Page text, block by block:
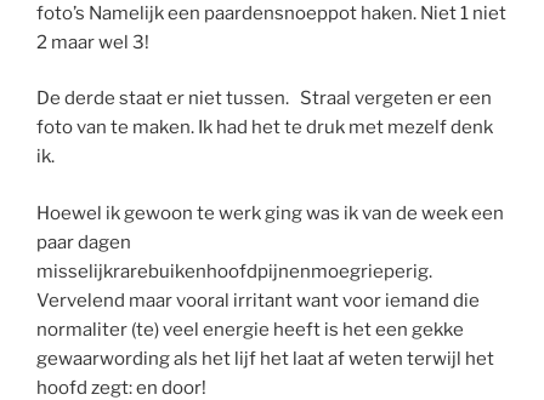
foto’s Namelijk een paardensnoeppot haken. Niet 1 niet
2 maar wel 3!
De derde staat er niet tussen. Straal vergeten er een
foto van te maken. Ik had het te druk met mezelf denk
ik.
Hoewel ik gewoon te werk ging was ik van de week een
paar dagen
misselijkrarebuikenhoofdpijnenmoegrieperig.
Vervelend maar vooral irritant want voor iemand die
normaliter (te) veel energie heeft is het een gekke
gewaarwording als het lijf het laat af weten terwijl het
hoofd zegt: en door!